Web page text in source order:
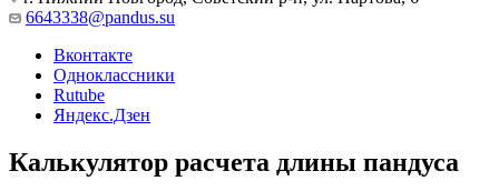
6643338@pandus.su
Вконтакте
Одноклассники
Rutube
Яндекс.Дзен
Калькулятор расчета длины пандуса